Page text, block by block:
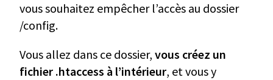
vous souhaitez empêcher l’accès au dossier
/config.
Vous allez dans ce dossier, vous créez un
fichier .htaccess à l’intérieur, et vous y